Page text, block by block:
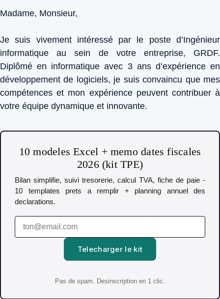
Madame, Monsieur,
Je suis vivement intéressé par le poste d’Ingénieur
informatique au sein de votre entreprise, GRDF.
Diplômé en informatique avec 3 ans d’expérience en
développement de logiciels, je suis convaincu que mes
compétences et mon expérience peuvent contribuer à
votre équipe dynamique et innovante.
10 modeles Excel + memo dates fiscales
2026 (kit TPE)
Bilan simplifie, suivi tresorerie, calcul TVA, fiche de paie -
10 templates prets a remplir + planning annuel des
declarations.
Telecharger le kit
Pas de spam. Desinscription en 1 clic.